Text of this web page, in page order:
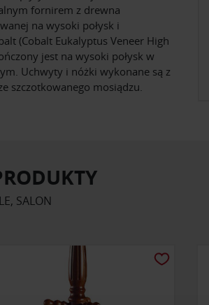
fornirem z drewna
na wysoki połysk i
(Cobalt Eukalyptus Veneer High
jest na wysoki połysk w
Uchwyty i nóżki wykonane są z
szczotkowanego mosiądzu.
SALON